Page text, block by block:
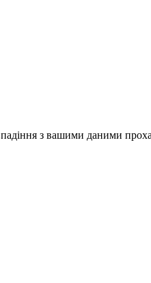
з вашими даними